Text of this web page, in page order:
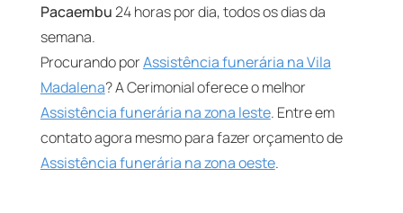
Pacaembu24 horas por dia, todos os dias da
semana.
Procurando porAssistência funerária na Vila
Madalena? A Cerimonial oferece o melhor
Assistência funerária na zona leste. Entre em
contato agora mesmo para fazer orçamento de
Assistência funerária na zona oeste.